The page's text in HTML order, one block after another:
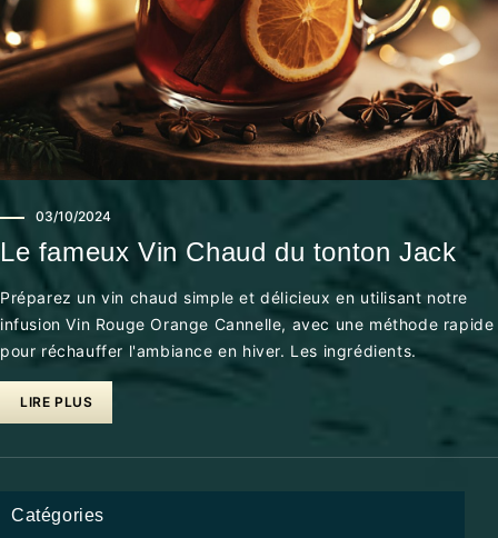
03/10/2024
Le fameux Vin Chaud du tonton Jack
Préparez un vin chaud simple et délicieux en utilisant notre
infusion Vin Rouge Orange Cannelle, avec une méthode rapide
pour réchauffer l'ambiance en hiver. Les ingrédients.
LIRE PLUS
Catégories